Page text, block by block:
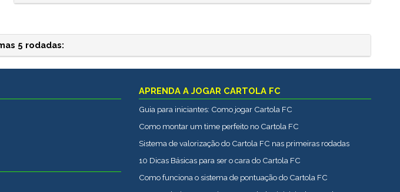
5 rodadas:
APRENDA A JOGAR CARTOLA FC
Guia para iniciantes: Como jogar Cartola FC
Como montar um time perfeito no Cartola FC
Sistema de valorização do Cartola FC nas primeiras rodadas
10 Dicas Básicas para ser o cara do Cartola FC
Como funciona o sistema de pontuação do Cartola FC